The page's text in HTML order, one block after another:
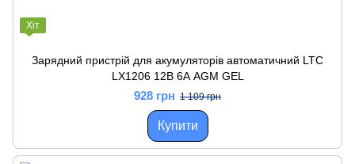
Хіт
Зарядний пристрій для акумуляторів автоматичний LTC
LX1206 12В 6А AGM GEL
928 грн 1 109 грн
Купити